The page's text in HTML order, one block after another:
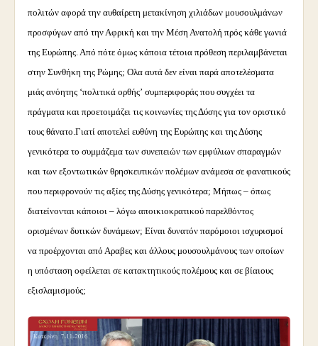
πολιτών αφορά την αυθαίρετη μετακίνηση χιλιάδων μουσουλμάνων
προσφύγων από την Αφρική και την Μέση Ανατολή πρός κάθε γωνιά
της Ευρώπης. Από πότε όμως κάποια τέτοια πρόθεση περιλαμβάνεται
στην Συνθήκη της Ρώμης; Ολα αυτά δεν είναι παρά αποτελέσματα
μιάς ανόητης ‘πολιτικά ορθής’ συμπεριφοράς που συγχέει τα
πράγματα και προετοιμάζει τις κοινωνίες της Δύσης για τον οριστικό
τους θάνατο.Γιατί αποτελεί ευθύνη της Ευρώπης και της Δύσης
γενικότερα το συμμάζεμα των συνεπειών των εμφύλιων σπαραγμών
και των εξοντωτικών θρησκευτικών πολέμων ανάμεσα σε φανατικούς
που περιφρονούν τις αξίες της Δύσης γενικότερα; Μήπως – όπως
διατείνονται κάποιοι – λόγω αποικιοκρατικού παρελθόντος
ορισμένων δυτικών δυνάμεων; Είναι δυνατόν παρόμοιοι ισχυρισμοί
να προέρχονται από Αραβες και άλλους μουσουλμάνους των οποίων
η υπόσταση οφείλεται σε κατακτητικούς πολέμους και σε βίαιους
εξισλαμισμούς;